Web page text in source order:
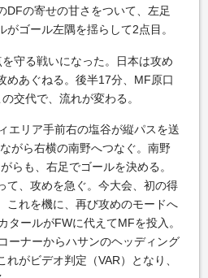
DFの寄せの甘さをついて、左足
ゴール左隅を揺らして2点目。
守る戦いになった。日本は攻め
めあぐねる。後半17分、MF原口
交代で、流れが変わる。
エリア手前右の塩谷が縦パスを送
がら右横の南野へつなぐ。南野
らも、右足でゴールを決める。
て、攻めを急ぐ。今大会、初の得
これを機に、再び攻めのモードへ
タールがFWに代えてMFを投入。
ーナーからハサンのヘッディング
がビデオ判定（VAR）となり、